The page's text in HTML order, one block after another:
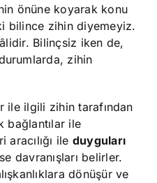
önüne koyarak konu
bilince zihin diyemeyiz.
Bilinçsiz iken de,
zihin
ile ilgili zihin tarafından
bağlantılar ile
ile duyguları
davranışları belirler.
dönüşür ve